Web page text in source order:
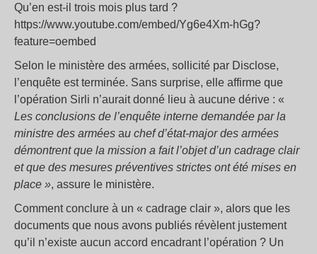
Qu’en est-il trois mois plus tard ?
https://www.youtube.com/embed/Yg6e4Xm-hGg?
feature=oembed
Selon le ministère des armées, sollicité par Disclose,
l’enquête est terminée. Sans surprise, elle affirme que
l’opération Sirli n’aurait donné lieu à aucune dérive : «
Les conclusions de l’enquête interne demandée par la
ministre des armées au chef d’état-major des armées
démontrent que la mission a fait l’objet d’un cadrage clair
et que des mesures préventives strictes ont été mises en
place », assure le ministère.
Comment conclure à un « cadrage clair », alors que les
documents que nous avons publiés révèlent justement
qu’il n’existe aucun accord encadrant l’opération ? Un